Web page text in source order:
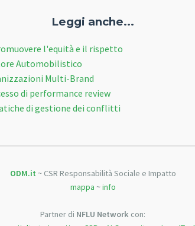
Leggi anche...
l'equità e il rispetto
Automobilistico
Multi-Brand
di performance review
di gestione dei conflitti
ODM.it ~ CSR Responsabilità Sociale e Impatto
mappa ~info
Partner di NFLU Network con: